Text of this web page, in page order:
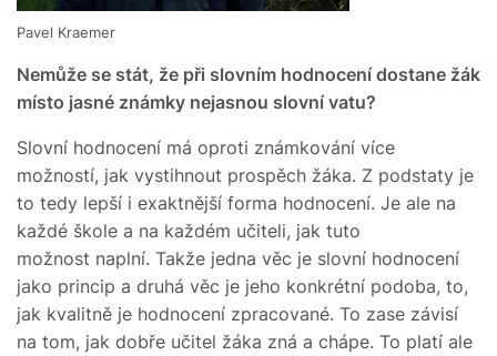
Pavel Kraemer
Nemůže se stát, že při slovním hodnocení dostane žák
místo jasné známky nejasnou slovní vatu?
Slovní hodnocení má oproti známkování více
možností, jak vystihnout prospěch žáka. Z podstaty je
to tedy lepší i exaktnější forma hodnocení. Je ale na
každé škole a na každém učiteli, jak tuto
možnost naplní. Takže jedna věc je slovní hodnocení
jako princip a druhá věc je jeho konkrétní podoba, to,
jak kvalitně je hodnocení zpracované. To zase závisí
na tom, jak dobře učitel žáka zná a chápe. To platí ale